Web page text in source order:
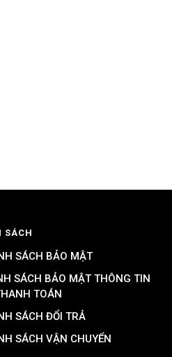
SÁCH
SÁCH BẢO MẬT
SÁCH BẢO MẬT THÔNG TIN
TOÁN
SÁCH ĐỔI TRẢ
SÁCH VẬN CHUYỂN